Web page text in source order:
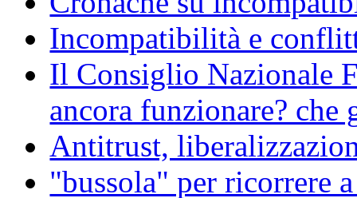
Incompatibilità e
Il Consiglio Nazionale
ancora funzionare? che
Antitrust,
"bussola" per ricorrere